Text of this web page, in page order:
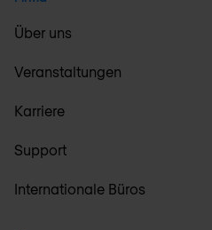
Über uns
Veranstaltungen
Karriere
Support
Internationale Büros